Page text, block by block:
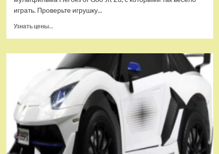
играть. Проверьте игрушку...
Узнать цены...
Тянущаяся
игрушка
Гуджитсу
и
Гигабивень
Водная
Атака